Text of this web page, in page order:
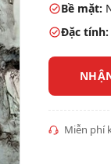
Bề mặt:
Đặc tính:
Miễn phí